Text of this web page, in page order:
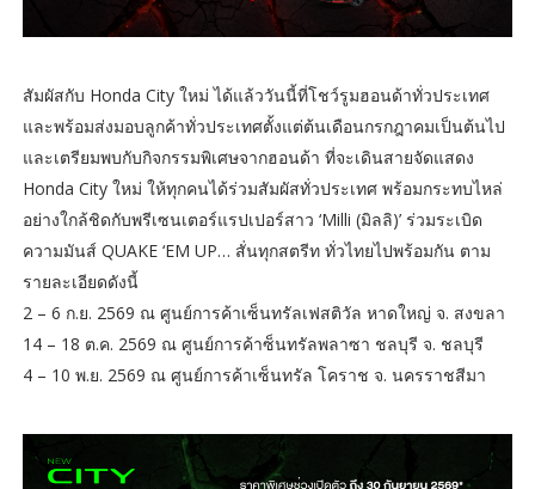
สัมผัสกับ Honda City ใหม่ ได้แล้ววันนี้ที่โชว์รูมฮอนด้าทั่วประเทศ
และพร้อมส่งมอบลูกค้าทั่วประเทศตั้งแต่ต้นเดือนกรกฎาคมเป็นต้นไป
และเตรียมพบกับกิจกรรมพิเศษจากฮอนด้า ที่จะเดินสายจัดแสดง
Honda City ใหม่ ให้ทุกคนได้ร่วมสัมผัสทั่วประเทศ พร้อมกระทบไหล่
อย่างใกล้ชิดกับพรีเซนเตอร์แรปเปอร์สาว ‘Milli (มิลลิ)’ ร่วมระเบิด
ความมันส์ QUAKE ‘EM UP… สั่นทุกสตรีท ทั่วไทยไปพร้อมกัน ตาม
รายละเอียดดังนี้
2 – 6 ก.ย. 2569 ณ ศูนย์การค้าเซ็นทรัลเฟสติวัล หาดใหญ่ จ. สงขลา
14 – 18 ต.ค. 2569 ณ ศูนย์การค้าซ็นทรัลพลาซา ชลบุรี จ. ชลบุรี
4 – 10 พ.ย. 2569 ณ ศูนย์การค้าเซ็นทรัล โคราช จ. นครราชสีมา